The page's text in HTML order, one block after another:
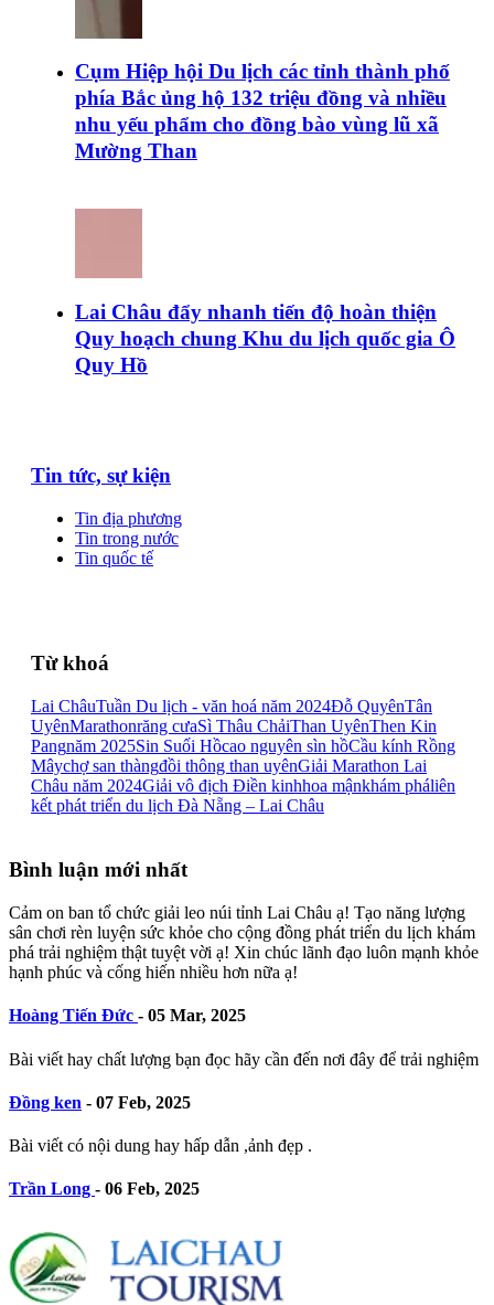
Cụm Hiệp hội Du lịch các tỉnh thành phố
phía Bắc ủng hộ 132 triệu đồng và nhiều
nhu yếu phẩm cho đồng bào vùng lũ xã
Mường Than
Lai Châu đẩy nhanh tiến độ hoàn thiện
Quy hoạch chung Khu du lịch quốc gia Ô
Quy Hồ
Tin tức, sự kiện
Tin địa phương
Tin trong nước
Tin quốc tế
Từ khoá
Lai ChâuTuần Du lịch - văn hoá năm 2024Đỗ QuyênTân
UyênMarathonrăng cưaSì Thâu ChảiThan UyênThen Kin
Pangnăm 2025Sin Suối Hồcao nguyên sìn hồCầu kính Rồng
Mâychợ san thàngđồi thông than uyênGiải Marathon Lai
Châu năm 2024Giải vô địch Điền kinhhoa mậnkhám pháliên
kết phát triển du lịch Đà Nẵng – Lai Châu
Bình luận mới nhất
Cảm on ban tổ chức giải leo núi tỉnh Lai Châu ạ! Tạo năng lượng
sân chơi rèn luyện sức khỏe cho cộng đồng phát triển du lịch khám
phá trải nghiệm thật tuyệt vời ạ! Xin chúc lãnh đạo luôn mạnh khỏe
hạnh phúc và cống hiến nhiều hơn nữa ạ!
Hoàng Tiến Đức - 05 Mar, 2025
Bài viết hay chất lượng bạn đọc hãy cần đến nơi đây để trải nghiệm
Đồng ken - 07 Feb, 2025
Bài viết có nội dung hay hấp dẫn ,ảnh đẹp .
Trần Long - 06 Feb, 2025